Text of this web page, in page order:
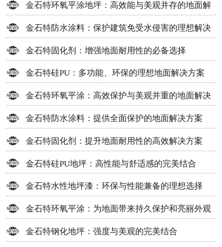
金石特环氧平涂地坪：高效能与美观并存的地面解
决方案
金石特防水涂料：保护建筑免受水侵害的理想解决
方案
金石特固化剂：增强地面耐用性的必备选择
金石特硅PU：多功能、环保的理想地面解决方案
金石特环氧平涂：高效保护与美观并重的地面解决
方案
金石特防水涂料：提供全面保护的地面解决方案
金石特固化剂：提升地面耐用性的高效解决方案
金石特硅PU地坪：高性能与舒适感的完美结合
金石特水性地坪漆：环保与性能兼备的理想选择
金石特环氧平涂：为地面带来持久保护和亮丽外观
金石特钢化地坪：强度与美观的完美结合